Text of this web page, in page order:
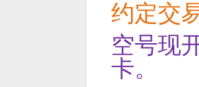
约定交
空号现
卡。